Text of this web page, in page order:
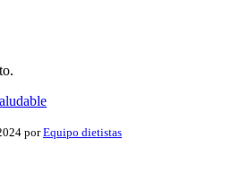
porEquipo dietistas